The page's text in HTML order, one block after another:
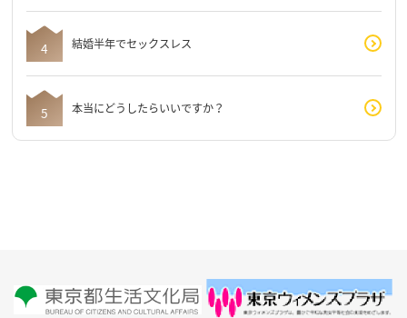
結婚半年でセックスレス
本当にどうしたらいいですか？